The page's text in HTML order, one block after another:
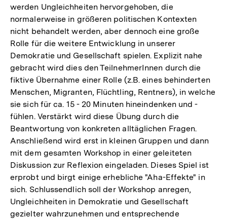
werden Ungleichheiten hervorgehoben, die
normalerweise in größeren politischen Kontexten
nicht behandelt werden, aber dennoch eine große
Rolle für die weitere Entwicklung in unserer
Demokratie und Gesellschaft spielen. Explizit nahe
gebracht wird dies den TeilnehmerInnen durch die
fiktive Übernahme einer Rolle (z.B. eines behinderten
Menschen, Migranten, Flüchtling, Rentners), in welche
sie sich für ca. 15 - 20 Minuten hineindenken und -
fühlen. Verstärkt wird diese Übung durch die
Beantwortung von konkreten alltäglichen Fragen.
Anschließend wird erst in kleinen Gruppen und dann
mit dem gesamten Workshop in einer geleiteten
Diskussion zur Reflexion eingeladen. Dieses Spiel ist
erprobt und birgt einige erhebliche "Aha-Effekte" in
sich. Schlussendlich soll der Workshop anregen,
Ungleichheiten in Demokratie und Gesellschaft
gezielter wahrzunehmen und entsprechende